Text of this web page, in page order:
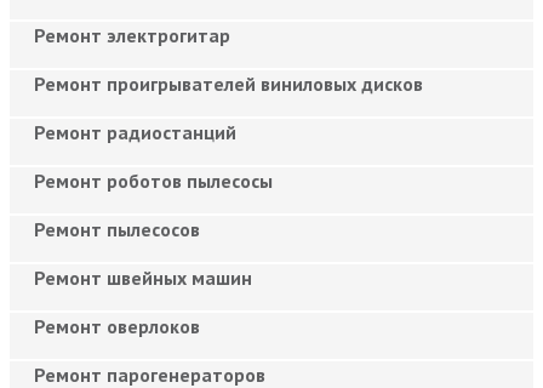
Ремонт электрогитар
Ремонт проигрывателей виниловых дисков
Ремонт радиостанций
Ремонт роботов пылесосы
Ремонт пылесосов
Ремонт швейных машин
Ремонт оверлоков
Ремонт парогенераторов